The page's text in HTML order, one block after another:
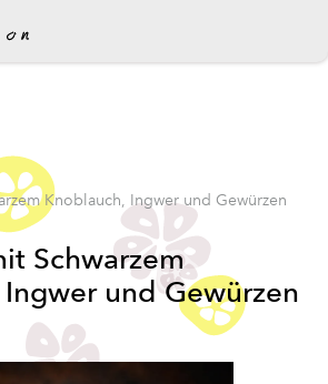
Knoblauch, Ingwer und Gewürzen
Schwarzem
und Gewürzen